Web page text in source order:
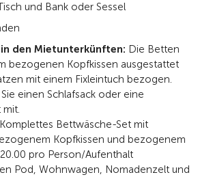
und Bank oder Sessel
den Mietunterkünften: Die Betten
bezogenen Kopfkissen ausgestattet
mit einem Fixleintuch bezogen.
einen Schlafsack oder eine
Bettwäsche-Set mit
Kopfkissen und bezogenem
pro Person/Aufenthalt
Pod, Wohnwagen, Nomadenzelt und